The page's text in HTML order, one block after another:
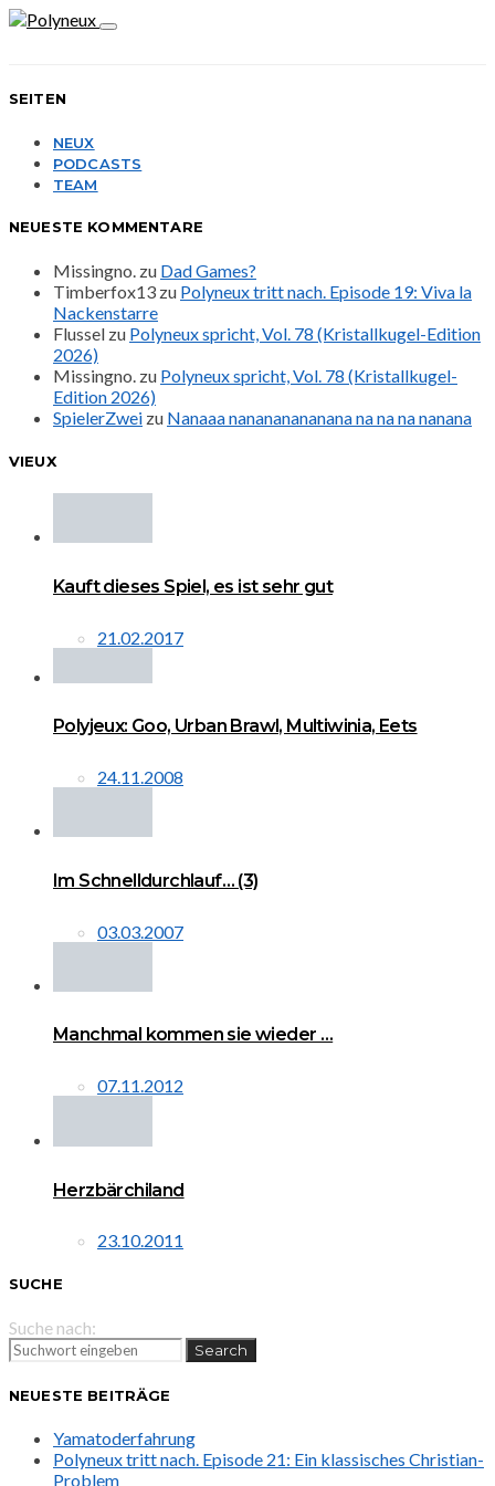
SEITEN
NEUX
PODCASTS
TEAM
NEUESTE KOMMENTARE
Missingno. zu Dad Games?
Timberfox13 zu Polyneux tritt nach. Episode 19: Viva la
Nackenstarre
Flussel zu Polyneux spricht, Vol. 78 (Kristallkugel-Edition
2026)
Missingno. zu Polyneux spricht, Vol. 78 (Kristallkugel-
Edition 2026)
SpielerZwei zu Nanaaa nanananananana na na na nanana
VIEUX
Kauft dieses Spiel, es ist sehr gut
21.02.2017
Polyjeux: Goo, Urban Brawl, Multiwinia, Eets
24.11.2008
Im Schnelldurchlauf… (3)
03.03.2007
Manchmal kommen sie wieder …
07.11.2012
Herzbärchiland
23.10.2011
SUCHE
Suche nach:
Search
NEUESTE BEITRÄGE
Yamatoderfahrung
Polyneux tritt nach. Episode 21: Ein klassisches Christian-
Problem